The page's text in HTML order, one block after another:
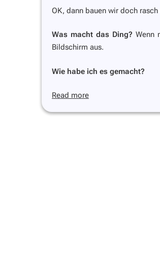
OK, dann bauen wir doch rasch
Was macht das Ding? Wenn
Bildschirm aus.
Wie habe ich es gemacht?
Read more